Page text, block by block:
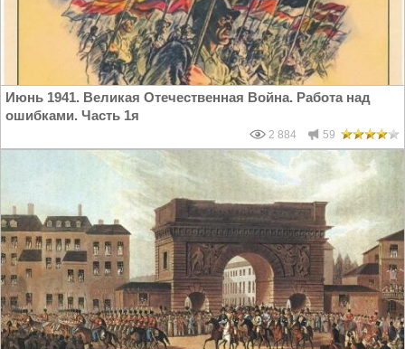
Июнь 1941. Великая Отечественная Война. Работа над
ошибками. Часть 1я
2 884 59